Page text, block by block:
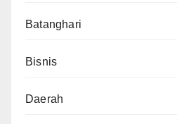
Batanghari
Bisnis
Daerah